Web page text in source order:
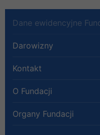
Dane ewidencyjne
Darowizny
Kontakt
O Fundacji
Organy Fundacji